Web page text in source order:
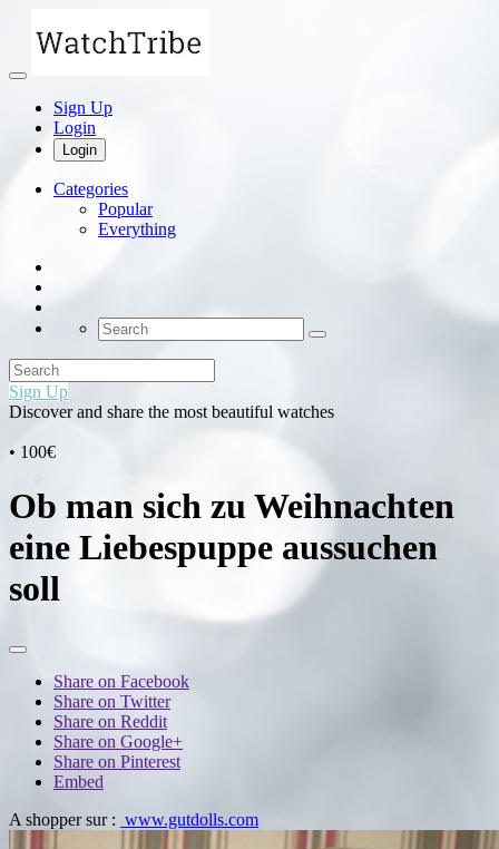
Sign Up
Login
Login
Categories
Popular
Everything
Sign Up
Discover and share the most beautiful watches
• 100€
Ob man sich zu Weihnachten
eine Liebespuppe aussuchen
soll
Share on Facebook
Share on Twitter
Share on Reddit
Share on Google+
Share on Pinterest
Embed
A shopper sur : www.gutdolls.com